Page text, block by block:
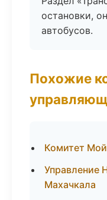
остановки,
автобусов.
Похожие
Комитет
Управление
Махачкала